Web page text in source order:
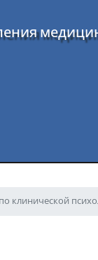
клинической